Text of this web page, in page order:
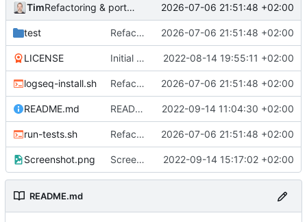
Tim Refactoring & portable Testpfade 2026-07-06 21:51:48 +02:00
test Refactoring & portable Testpfade 2026-07-06 21:51:48 +02:00
LICENSE Initial commit 2022-08-14 19:55:11 +02:00
logseq-install.sh Refactoring & portable Testpfade 2026-07-06 21:51:48 +02:00
README.md README um Hinweis auf symbolischen Link ergänzt 2022-09-14 11:04:30 +02:00
run-tests.sh Refactoring & portable Testpfade 2026-07-06 21:51:48 +02:00
Screenshot.png Screenshot erneuert 2022-09-14 15:17:02 +02:00
README.md